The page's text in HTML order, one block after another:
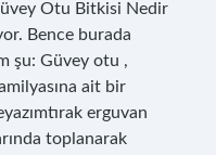
Otu Bitkisi Nedir
Bence burada
şu: Güvey otu ,
ait bir
erguvan
toplanarak